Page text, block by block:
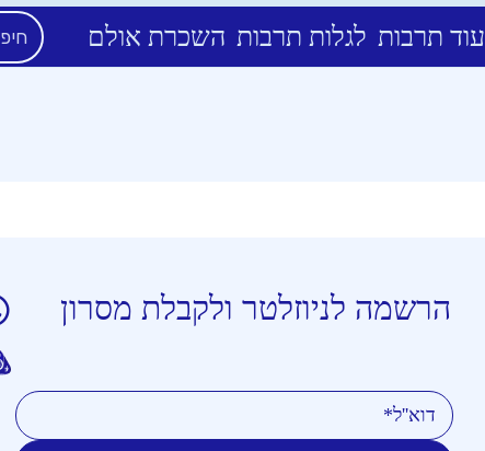
עוד תרבות לגלות תרבות השכרת אולם
הרשמה לניוזלטר ולקבלת מסרון
דוא''ל
טלפון